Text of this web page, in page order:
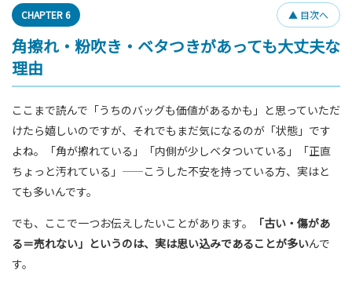
CHAPTER 6 ▲ 目次へ
角擦れ・粉吹き・ベタつきがあっても大丈夫な
理由
ここまで読んで「うちのバッグも価値があるかも」と思っていただ
けたら嬉しいのですが、それでもまだ気になるのが「状態」です
よね。「角が擦れている」「内側が少しベタついている」「正直
ちょっと汚れている」——こうした不安を持っている方、実はと
ても多いんです。
でも、ここで一つお伝えしたいことがあります。
「古い・傷があ
る＝売れない」というのは、実は思い込みであることが多いんで
す。